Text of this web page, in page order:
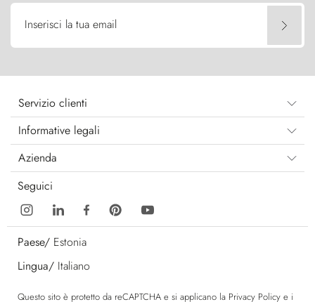
Inserisci la tua email
Servizio clienti
Informative legali
Azienda
Seguici
Paese/ Estonia
Lingua/ Italiano
Questo sito è protetto da reCAPTCHA e si applicano la Privacy Policy e i